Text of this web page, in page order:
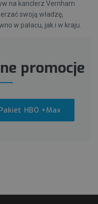
na kanclerz Vernham
swoją władzę,
w pałacu, jak i w kraju.
promocje
HBO +Max